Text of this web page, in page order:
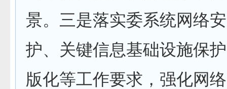
景。三是落实委系统网络
护、关键信息基础设施保
版化等工作要求，强化网